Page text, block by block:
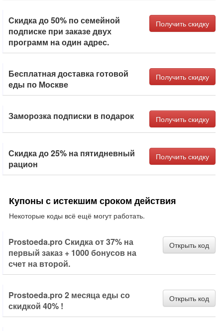
Скидка до 50% по семейной
подписке при заказе двух
программ на один адрес.
Получить скидку
Бесплатная доставка готовой
еды по Москве
Получить скидку
Заморозка подписки в подарок Получить скидку
Скидка до 25% на пятидневный
рацион
Получить скидку
Купоны с истекшим сроком действия
Некоторые коды всё ещё могут работать.
Prostoeda.pro Скидка от 37% на
первый заказ + 1000 бонусов на
счет на второй.
Открыть код
Prostoeda.pro 2 месяца еды со
скидкой 40% !
Открыть код